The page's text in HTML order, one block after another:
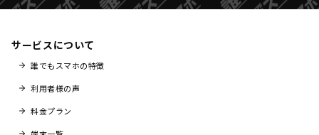
サービスについて
誰でもスマホの特徴
利用者様の声
料金プラン